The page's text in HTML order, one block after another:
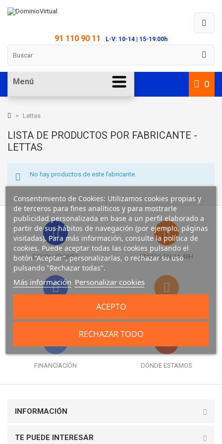
91 110 90 11 L-V: 10-14 | 15-19:00h
0
Menú
> Lettas
LISTA DE PRODUCTOS POR FABRICANTE -
LETTAS
No hay productos de este fabricante.
DEVOLUCIONES ENVÍOS EN 24-48H
FINANCIACIÓN DÓNDE ESTAMOS
INFORMACIÓN
TE PUEDE INTERESAR
Consentimiento de Cookies: Utilizamos cookies propias y
de terceros para fines analíticos y para mostrarle
publicidad personalizada en base a un perfil elaborado a
partir de sus hábitos de navegación (por ejemplo, páginas
visitadas). Para más información, consulte la política de
cookies. Puede aceptar todas las cookies pulsando el
botón “Aceptar”, personalizarlas, o rechazar su uso
pulsando "Rechazar todas".
Más información Personalizar cookies
RECHAZAR TODO
ACEPTO